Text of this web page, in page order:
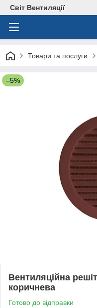
Світ Вентиляції
Товари та послуги
–5%
Вентиляційна
коричнева
Готово до відправки